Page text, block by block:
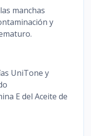
manchas
y
UniTone y
E del Aceite de